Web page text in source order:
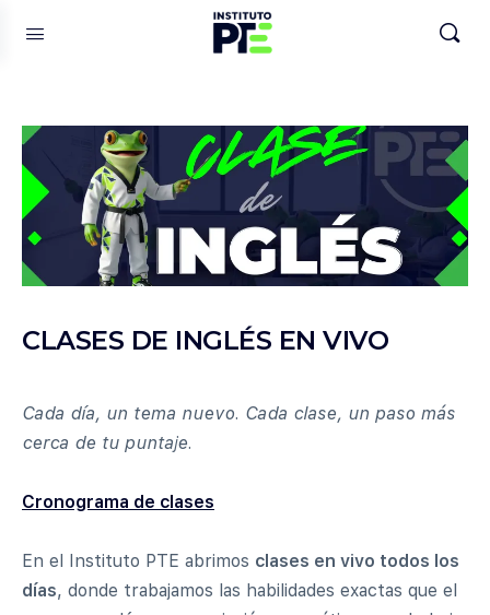
CLASES DE INGLÉS EN VIVO
Cada día, un tema nuevo. Cada clase, un paso más
cerca de tu puntaje.
Cronograma de clases
En el Instituto PTE abrimos clases en vivo todos los
días, donde trabajamos las habilidades exactas que el